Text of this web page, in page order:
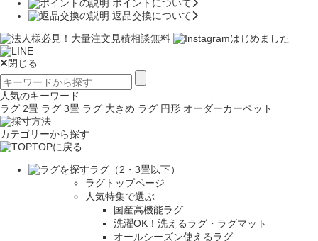
ポイントについて
返品交換について
閉じる
人気のキーワード
ラグ 2畳 ラグ 3畳 ラグ 大きめ ラグ 円形 オーダーカーペット
カテゴリーから探す
TOPに戻る
ラグ（2・3畳以下）
ラグトップページ
人気特集で選ぶ
国産高機能ラグ
洗濯OK！洗えるラグ・ラグマット
オールシーズン使えるラグ